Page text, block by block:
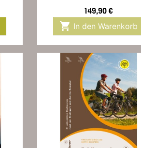
Preis
149,90 €
 In den Warenkorb